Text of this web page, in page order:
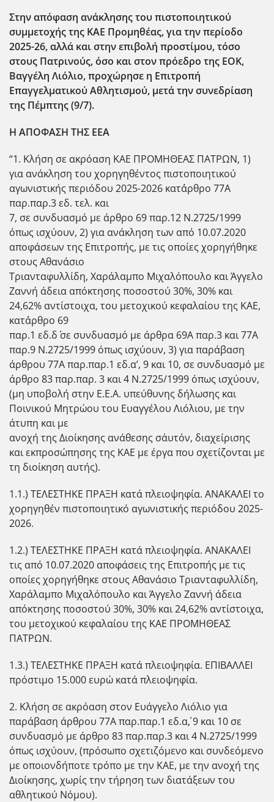
Στην απόφαση ανάκλησης του πιστοποιητικού
συμμετοχής της ΚΑΕ Προμηθέας, για την περίοδο
2025-26, αλλά και στην επιβολή προστίμου, τόσο
στους Πατρινούς, όσο και στον πρόεδρο της ΕΟΚ,
Βαγγέλη Λιόλιο, προχώρησε η Επιτροπή
Επαγγελματικού Αθλητισμού, μετά την συνεδρίαση
της Πέμπτης (9/7).
Η ΑΠΟΦΑΣΗ ΤΗΣ ΕΕΑ
“1. Κλήση σε ακρόαση ΚΑΕ ΠΡΟΜΗΘΕΑΣ ΠΑΤΡΩΝ, 1)
για ανάκληση του χορηγηθέντος πιστοποιητικού
αγωνιστικής περιόδου 2025-2026 κατ΄άρθρο 77Α
παρ.παρ.3 εδ. τελ. και
7, σε συνδυασμό με άρθρο 69 παρ.12 Ν.2725/1999
όπως ισχύουν, 2) για ανάκληση των από 10.07.2020
αποφάσεων της Επιτροπής, με τις οποίες χορηγήθηκε
στους Αθανάσιο
Τριανταφυλλίδη, Χαράλαμπο Μιχαλόπουλο και Άγγελο
Ζαννή άδεια απόκτησης ποσοστού 30%, 30% και
24,62% αντίστοιχα, του μετοχικού κεφαλαίου της ΚΑΕ,
κατ΄άρθρο 69
παρ.1 εδ.δ΄ σε συνδυασμό με άρθρα 69Α παρ.3 και 77Α
παρ.9 Ν.2725/1999 όπως ισχύουν, 3) για παράβαση
άρθρου 77Α παρ.παρ.1 εδ.α’, 9 και 10, σε συνδυασμό με
άρθρο 83 παρ.παρ. 3 και 4 Ν.2725/1999 όπως ισχύουν,
(μη υποβολή στην Ε.Ε.Α. υπεύθυνης δήλωσης και
Ποινικού Μητρώου του Ευαγγέλου Λιόλιου, με την
άτυπη και με
ανοχή της Διοίκησης ανάθεσης σ΄αυτόν, διαχείρισης
και εκπροσώπησης της ΚΑΕ με έργα που σχετίζονται με
τη διοίκηση αυτής).
1.1.) ΤΕΛΕΣΤΗΚΕ ΠΡΑΞΗ κατά πλειοψηφία. ΑΝΑΚΑΛΕΙ το
χορηγηθέν πιστοποιητικό αγωνιστικής περιόδου 2025-
2026.
1.2.) ΤΕΛΕΣΤΗΚΕ ΠΡΑΞΗ κατά πλειοψηφία. ΑΝΑΚΑΛΕΙ
τις από 10.07.2020 αποφάσεις της Επιτροπής με τις
οποίες χορηγήθηκε στους Αθανάσιο Τριανταφυλλίδη,
Χαράλαμπο Μιχαλόπουλο και Άγγελο Ζαννή άδεια
απόκτησης ποσοστού 30%, 30% και 24,62% αντίστοιχα,
του μετοχικού κεφαλαίου της ΚΑΕ ΠΡΟΜΗΘΕΑΣ
ΠΑΤΡΩΝ.
1.3.) ΤΕΛΕΣΤΗΚΕ ΠΡΑΞΗ κατά πλειοψηφία. ΕΠΙΒΑΛΛΕΙ
πρόστιμο 15.000 ευρώ κατά πλειοψηφία.
2. Κλήση σε ακρόαση στον Ευάγγελο Λιόλιο για
παράβαση άρθρου 77Α παρ.παρ.1 εδ.α΄, 9 και 10 σε
συνδυασμό με άρθρο 83 παρ.παρ.3 και 4 Ν.2725/1999
όπως ισχύουν, (πρόσωπο σχετιζόμενο και συνδεόμενο
με οποιονδήποτε τρόπο με την ΚΑΕ, με την ανοχή της
Διοίκησης, χωρίς την τήρηση των διατάξεων του
αθλητικού Νόμου).